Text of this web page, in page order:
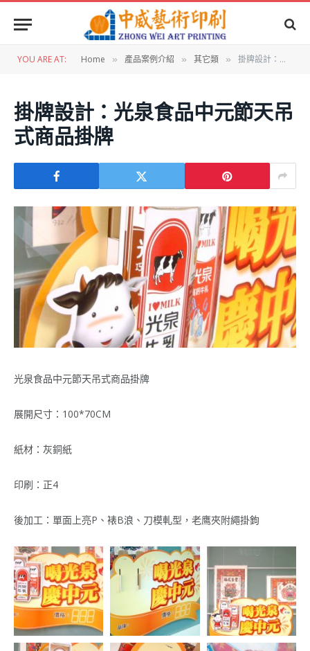
YOU ARE AT: Home » 產品案例介紹 » 其它類 » 掛牌設計：光泉食品中元節天吊式商品掛牌
掛牌設計：光泉食品中元節天吊
式商品掛牌
光泉食品中元節天吊式商品掛牌
展開尺寸：100*70CM
紙材：灰銅紙
印刷：正4
後加工：單面上亮P、裱B浪、刀模軋型，老鹰夾附繩掛鉤